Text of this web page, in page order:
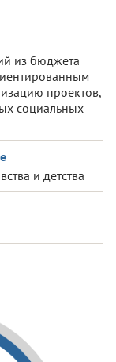
из бюджета
проектов,
социальных
и детства